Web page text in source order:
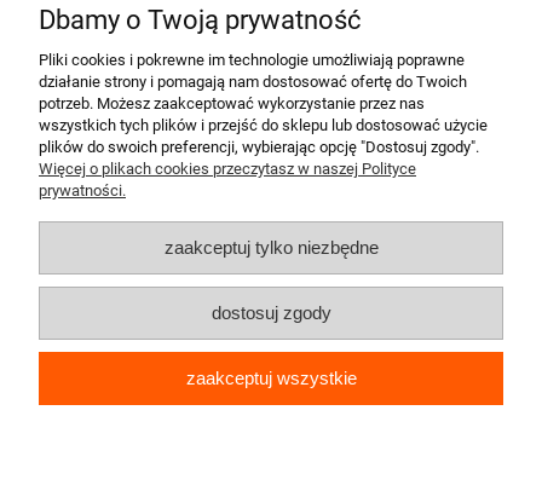
Tel.+48 601 926 927
LEKARSKA
e-Konsultacja i e-Recepta na świerzb
Jestem zainteresowany »
Dbamy o Twoją prywatność
Pliki cookies i pokrewne im technologie umożliwiają poprawne
działanie strony i pomagają nam dostosować ofertę do Twoich
potrzeb. Możesz zaakceptować wykorzystanie przez nas
wszystkich tych plików i przejść do sklepu lub dostosować użycie
plików do swoich preferencji, wybierając opcję "Dostosuj zgody".
Więcej o plikach cookies przeczytasz w naszej Polityce
prywatności.
zaakceptuj tylko niezbędne
dostosuj zgody
zaakceptuj wszystkie